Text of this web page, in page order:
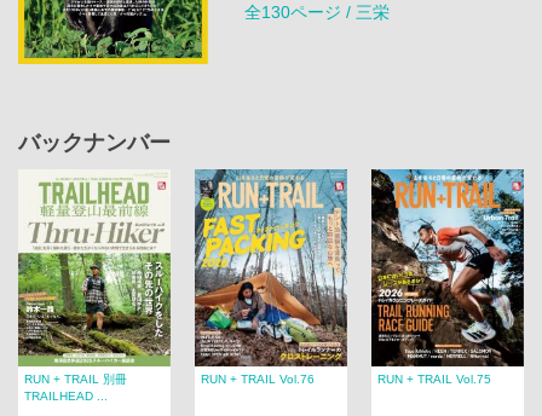
全130ページ / 三栄
バックナンバー
RUN + TRAIL 別冊
TRAILHEAD ...
RUN + TRAIL Vol.76 RUN + TRAIL Vol.75